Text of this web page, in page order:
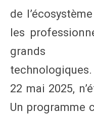
de
les
grands
technologiques.
22 mai 2025,
Un programme